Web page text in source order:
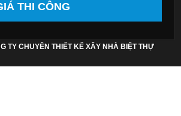
THI CÔNG
TY CHUYÊN THIẾT KẾ XÂY NHÀ BIỆT THỰ